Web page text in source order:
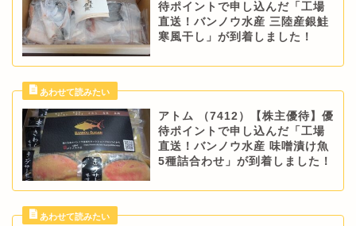
待ポイントで申し込んだ「工場
直送！バンノウ水産 三陸産銀鮭
寒風干し」が到着しました！
アトム （7412）【株主優待】優
待ポイントで申し込んだ「工場
直送！バンノウ水産 味噌漬け魚
5種詰合わせ」が到着しました！